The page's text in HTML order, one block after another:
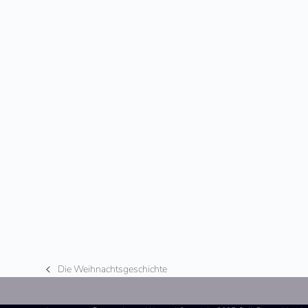
vorheriger
Die Weihnachtsgeschichte